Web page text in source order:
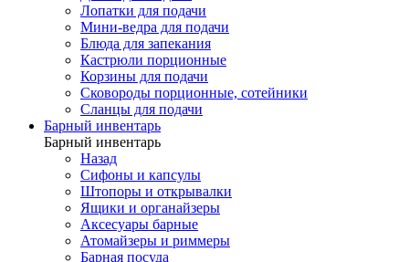
Лопатки для подачи
Мини-ведра для подачи
Блюда для запекания
Кастрюли порционные
Корзины для подачи
Сковороды порционные, сотейники
Сланцы для подачи
Барный инвентарь
Барный инвентарь
Назад
Сифоны и капсулы
Штопоры и открывалки
Ящики и органайзеры
Аксесуары барные
Атомайзеры и риммеры
Барная посуда